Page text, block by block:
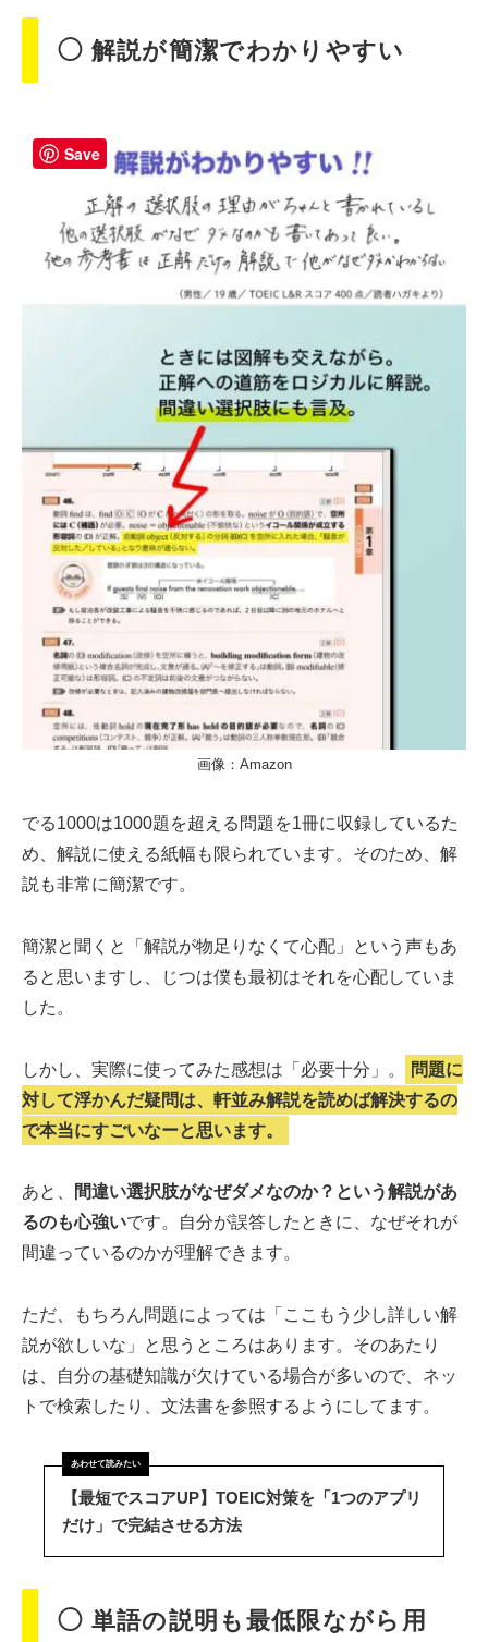
◯ 解説が簡潔でわかりやすい
画像：Amazon
でる1000は1000題を超える問題を1冊に収録しているた
め、解説に使える紙幅も限られています。そのため、解
説も非常に簡潔です。
簡潔と聞くと「解説が物足りなくて心配」という声もあ
ると思いますし、じつは僕も最初はそれを心配していま
した。
しかし、実際に使ってみた感想は「必要十分」。
問題に
対して浮かんだ疑問は、軒並み解説を読めば解決するの
で本当にすごいなーと思います。
あと、
間違い選択肢がなぜダメなのか？という解説があ
るのも心強いです。自分が誤答したときに、なぜそれが
間違っているのかが理解できます。
ただ、もちろん問題によっては「ここもう少し詳しい解
説が欲しいな」と思うところはあります。そのあたり
は、自分の基礎知識が欠けている場合が多いので、ネッ
トで検索したり、文法書を参照するようにしてます。
【最短でスコアUP】TOEIC対策を「1つのアプリ
だけ」で完結させる方法
◯ 単語の説明も最低限ながら用
Save